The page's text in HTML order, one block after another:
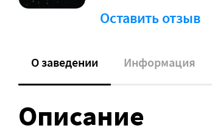
Оставить отзыв
О заведении Информация
Описание